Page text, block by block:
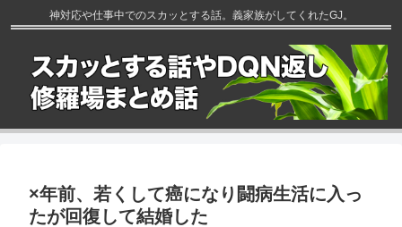
神対応や仕事中でのスカッとする話。義家族がしてくれたGJ。
×年前、若くして癌になり闘病生活に入っ
たが回復して結婚した